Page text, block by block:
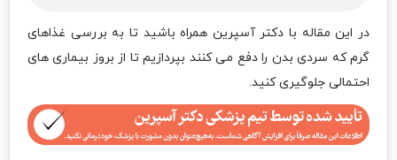
در این مقاله با دکتر آسپرین همراه باشید تا به بررسی غذاهای
گرم که سردی بدن را دفع می کنند بپردازیم تا از بروز بیماری های
احتمالی جلوگیری کنید.